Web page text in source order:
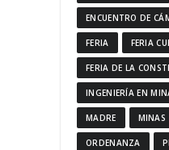
ENCUENTRO DE
FERIA FERIA
FERIA DE LA
INGENIERÍA EN
MADRE MINAS
ORDENANZA